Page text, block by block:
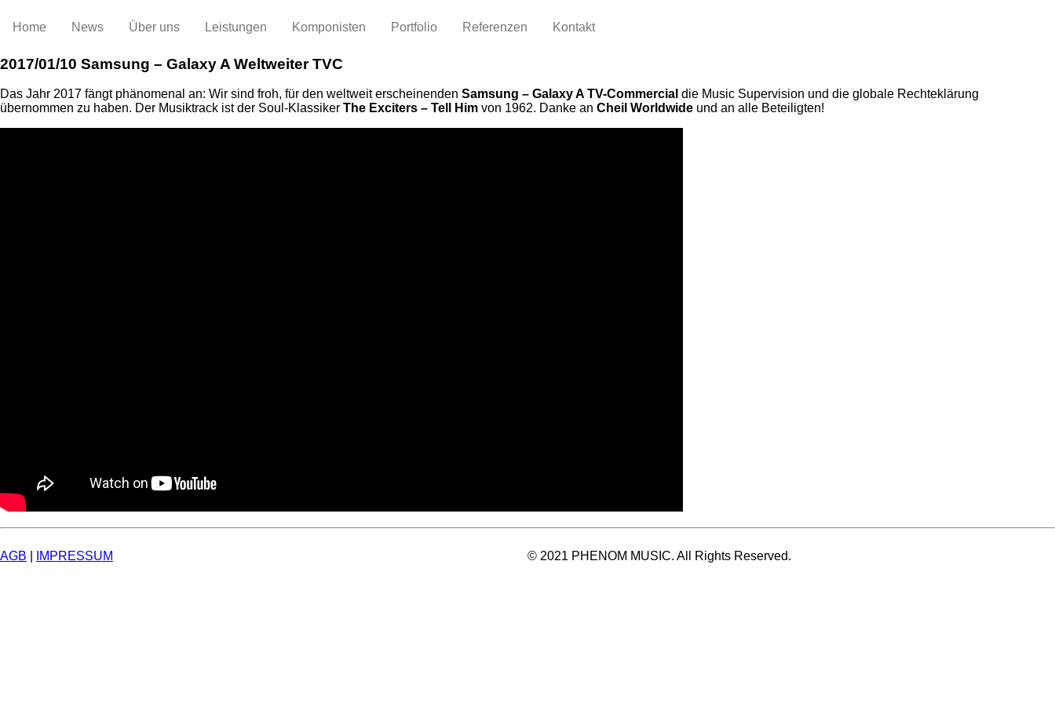
Home News Über uns Leistungen Komponisten Portfolio Referenzen Kontakt
2017/01/10 Samsung – Galaxy A Weltweiter TVC
Das Jahr 2017 fängt phänomenal an: Wir sind froh, für den weltweit erscheinenden Samsung – Galaxy A TV-Commercial die Music Supervision und die globale Rechteklärung
übernommen zu haben. Der Musiktrack ist der Soul-Klassiker The Exciters – Tell Him von 1962. Danke an Cheil Worldwide und an alle Beteiligten!
AGB IMPRESSUM © 2021 PHENOM MUSIC. All Rights Reserved.